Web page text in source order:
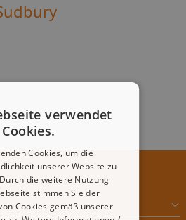
verwendet
Cookies.
Cookies, um die
unserer Website zu
die weitere Nutzung
stimmen Sie der
Cookies gemäß unserer